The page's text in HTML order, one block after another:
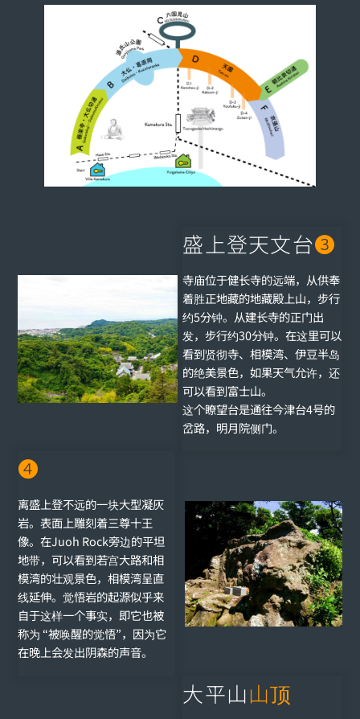
盛上登天文台❸
寺庙位于健长寺的远端，从供奉
着胜正地藏的地藏殿上山，步行
约5分钟。从建长寺的正门出
发，步行约30分钟。在这里可以
看到贤彻寺、相模湾、伊豆半岛
的绝美景色，如果天气允许，还
可以看到富士山。
这个瞭望台是通往今津台4号的
岔路，明月院侧门。
❹
离盛上登不远的一块大型凝灰
岩。表面上雕刻着三尊十王
像。在Juoh Rock旁边的平坦
地带，可以看到若宫大路和相
模湾的壮观景色，相模湾呈直
线延伸。觉悟岩的起源似乎来
自于这样一个事实，即它也被
称为 “被唤醒的觉悟”，因为它
在晚上会发出阴森的声音。
大平山山顶